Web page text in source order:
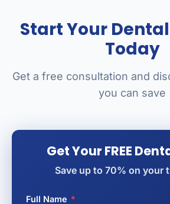
Start Your
Today
Get a free consultation and
you can save
Get Your FREE
Save up to 70% on your
Full Name *